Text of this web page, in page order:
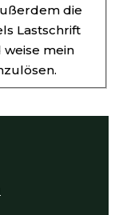
die
Lastschrift
mein